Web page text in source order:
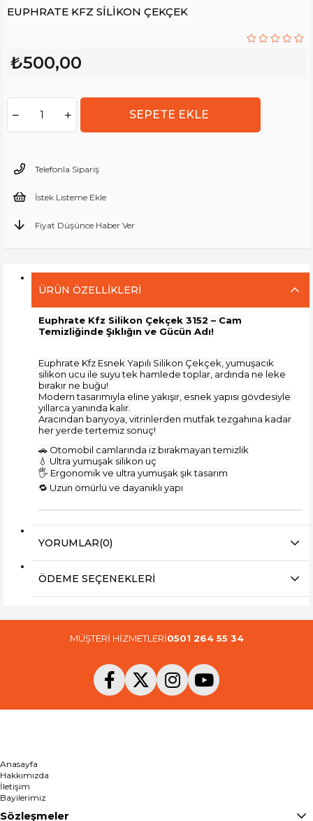
EUPHRATE KFZ SİLİKON ÇEKÇEK
₺500,00
Telefonla Sipariş
İstek Listeme Ekle
Fiyat Düşünce Haber Ver
ÜRÜN ÖZELLIKLERI
Euphrate Kfz Silikon Çekçek 3152 – Cam
Temizliğinde Şıklığın ve Gücün Adı!
Euphrate Kfz Esnek Yapılı Silikon Çekçek, yumuşacık
silikon ucu ile suyu tek hamlede toplar, ardında ne leke
bırakır ne buğu!
Modern tasarımıyla eline yakışır, esnek yapısı gövdesiyle
yıllarca yanında kalır.
Aracından banyoya, vitrinlerden mutfak tezgahına kadar
her yerde tertemiz sonuç!
🚗 Otomobil camlarında iz bırakmayan temizlik
💧 Ultra yumuşak silikon uç
🖐️ Ergonomik ve ultra yumuşak şık tasarım
🔁 Uzun ömürlü ve dayanıklı yapı
YORUMLAR(0)
ÖDEME SEÇENEKLERI
MÜŞTERİ HİZMETLERİ0501 264 55 34
Anasayfa
Hakkımızda
İletişim
Bayilerimiz
Sözleşmeler